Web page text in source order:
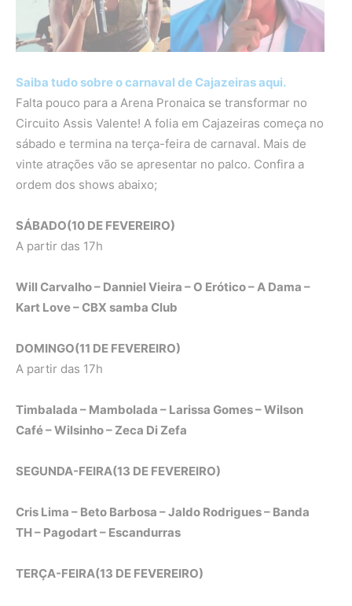
Saiba tudo sobre o carnaval de Cajazeiras aqui.
Falta pouco para a Arena Pronaica se transformar no
Circuito Assis Valente! A folia em Cajazeiras começa no
sábado e termina na terça-feira de carnaval. Mais de
vinte atrações vão se apresentar no palco. Confira a
ordem dos shows abaixo;
SÁBADO(10 DE FEVEREIRO)
A partir das 17h
Will Carvalho – Danniel Vieira – O Erótico – A Dama –
Kart Love – CBX samba Club
DOMINGO(11 DE FEVEREIRO)
A partir das 17h
Timbalada – Mambolada – Larissa Gomes – Wilson
Café – Wilsinho – Zeca Di Zefa
SEGUNDA-FEIRA(13 DE FEVEREIRO)
Cris Lima – Beto Barbosa – Jaldo Rodrigues – Banda
TH – Pagodart – Escandurras
TERÇA-FEIRA(13 DE FEVEREIRO)